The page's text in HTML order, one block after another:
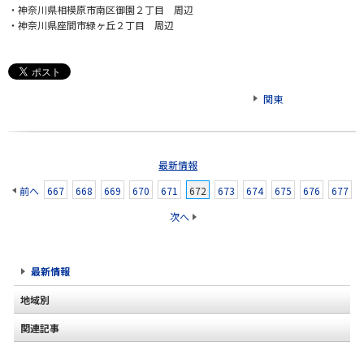
・神奈川県相模原市南区御園２丁目 周辺
・神奈川県座間市緑ヶ丘２丁目 周辺
関東
最新情報
前へ 667 668 669 670 671 672 673 674 675 676
677
次へ
最新情報
地域別
北海道
関連記事